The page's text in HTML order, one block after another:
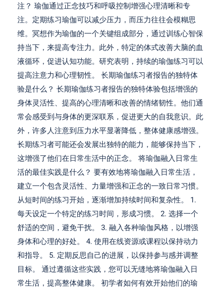
注？ 瑜伽通过正念技巧和呼吸控制增强心理清晰和专
注。定期练习瑜伽可以减少压力，而压力往往会模糊思
维。冥想作为瑜伽的一个关键组成部分，通过训练心智保
持当下，来提高专注力。此外，特定的体式改善大脑的血
液循环，促进认知功能。研究表明，持续的瑜伽练习可以
提高注意力和心理韧性。 长期瑜伽练习者报告的独特体
验是什么？ 长期瑜伽练习者报告的独特体验包括增强的
身体灵活性、提高的心理清晰和改善的情绪韧性。他们通
常会感受到与身体的更深联系，促进更大的自我意识。此
外，许多人注意到压力水平显著降低，整体健康感增强。
长期练习者可能还会发展出独特的能力，能够保持当下，
这增强了他们在日常生活中的正念。 将瑜伽融入日常生
活的最佳实践是什么？ 要有效地将瑜伽融入日常生活，
建立一个包含灵活性、力量增强和正念的一致日常习惯。
从短时间的练习开始，逐渐增加持续时间和复杂性。 1.
每天设定一个特定的练习时间，形成习惯。 2. 选择一个
舒适的空间，避免干扰。 3. 融入各种瑜伽风格，以增强
身体和心理的好处。 4. 使用在线资源或课程以保持动力
和指导。 5. 定期反思自己的进展，以保持参与感并调整
目标。 通过遵循这些实践，您可以无缝地将瑜伽融入日
常生活，提高整体健康。 初学者如何有效开始他们的瑜